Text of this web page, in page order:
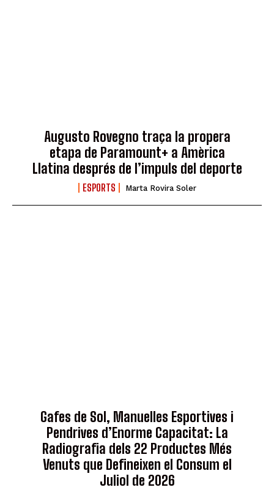
Augusto Rovegno traça la propera
etapa de Paramount+ a Amèrica
Llatina després de l’impuls del deporte
ESPORTS Marta Rovira Soler
Gafes de Sol, Manuelles Esportives i
Pendrives d’Enorme Capacitat: La
Radiografia dels 22 Productes Més
Venuts que Defineixen el Consum el
Juliol de 2026